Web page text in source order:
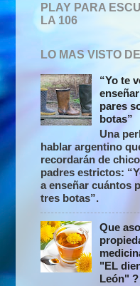
PLAY PARA
LA 106
LO MAS VISTO
“Yo te
pares
botas”
Una
hablar argentino
recordarán de
padres estrictos:
a enseñar cuántos
tres botas”.
Que
"EL
León" ?